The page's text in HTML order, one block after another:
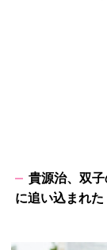
貴源治、双
に追い込まれた